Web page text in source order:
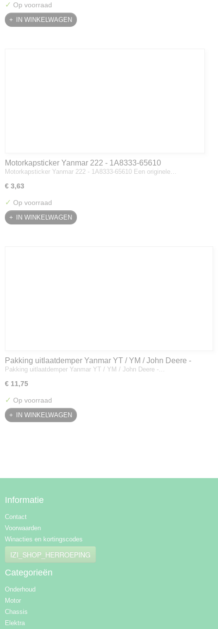
✓ Op voorraad
IN WINKELWAGEN
Motorkapsticker Yanmar 222 - 1A8333-65610
Motorkapsticker Yanmar 222 - 1A8333-65610 Een originele…
€ 3,63
✓ Op voorraad
IN WINKELWAGEN
Pakking uitlaatdemper Yanmar YT / YM / John Deere -
128300-13230
Pakking uitlaatdemper Yanmar YT / YM / John Deere -…
€ 11,75
✓ Op voorraad
IN WINKELWAGEN
Informatie
Contact
Voorwaarden
Winacties en kortingscodes
IZI_SHOP_HERROEPING
Categorieën
Onderhoud
Motor
Chassis
Elektra